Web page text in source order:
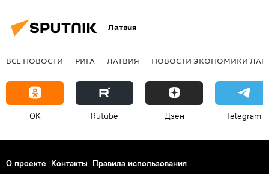
Латвия
ВСЕ НОВОСТИ РИГА ЛАТВИЯ НОВОСТИ ЭКОНОМИКИ
OK Rutube Дзен Telegram
О проекте Контакты Правила использования